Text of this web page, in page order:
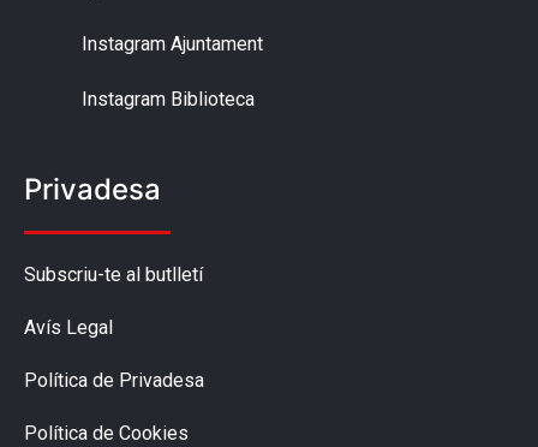
Instagram Ajuntament
Instagram Biblioteca
Privadesa
Subscriu-te al butlletí
Avís Legal
Política de Privadesa
Política de Cookies